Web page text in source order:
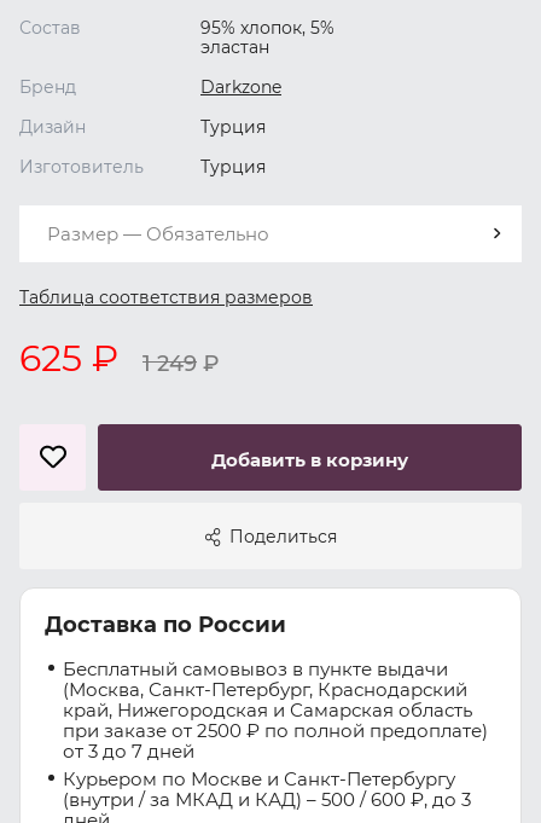
Состав
95% хлопок, 5%
эластан
Бренд
Darkzone
Дизайн
Турция
Изготовитель
Турция
Размер — Обязательно
Таблица соответствия размеров
625 ₽ 1 249 ₽
Добавить в корзину
Поделиться
Доставка по России
Бесплатный самовывоз в пункте выдачи
(Москва, Санкт-Петербург, Краснодарский
край, Нижегородская и Самарская область
при заказе от 2500 ₽ по полной предоплате)
от 3 до 7 дней
Курьером по Москве и Санкт-Петербургу
(внутри / за МКАД и КАД) – 500 / 600 ₽, до 3